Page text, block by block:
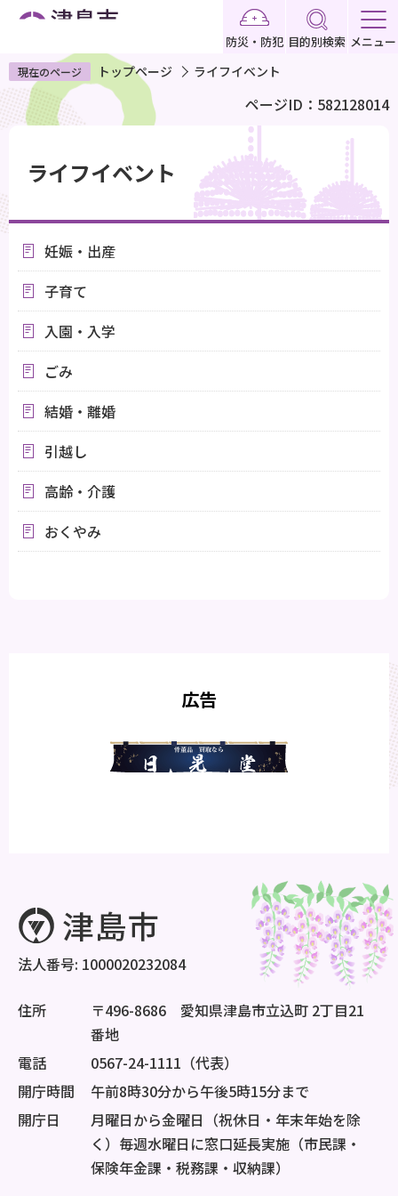
ペ
ー
ジ
で
す
防災・防犯 目的別検索 メニュー
現在のページ トップページ ライフイベント
ページID：582128014
ライフイベント
妊娠・出産
子育て
入園・入学
ごみ
結婚・離婚
引越し
高齢・介護
おくやみ
広告
法人番号: 1000020232084
住所
〒496-8686 愛知県津島市立込町 2丁目21
番地
電話
0567-24-1111（代表）
開庁時間
午前8時30分から午後5時15分まで
開庁日
月曜日から金曜日（祝休日・年末年始を除
く）毎週水曜日に窓口延長実施（市民課・
保険年金課・税務課・収納課）